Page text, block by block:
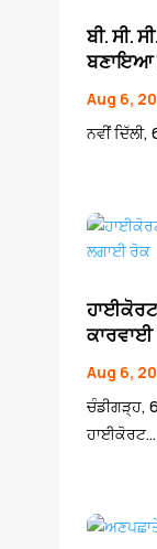
ਬੀ. ਸੀ.
ਬਣਾਇਆ
Aug 6,
ਨਵੀਂ
ਹਾਈਕੋਰਟ
ਕਾਰਵਾਈ
Aug 6,
ਚੰਡੀਗੜ੍ਹ,
ਹਾਈਕੋਰਟ...